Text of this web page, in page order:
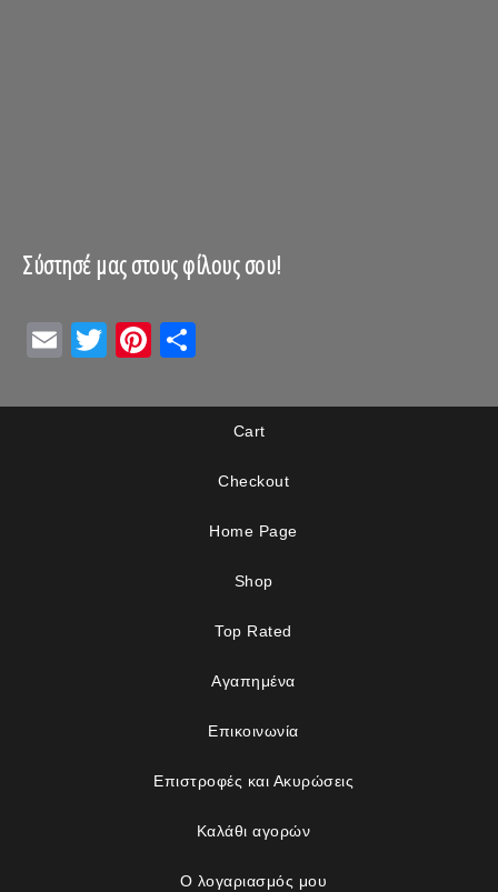
Σύστησέ μας στους φίλους σου!
EmailTwitterPinterest
Cart
Checkout
Home Page
Shop
Top Rated
Αγαπημένα
Επικοινωνία
Επιστροφές και Ακυρώσεις
Καλάθι αγορών
Ο λογαριασμός μου